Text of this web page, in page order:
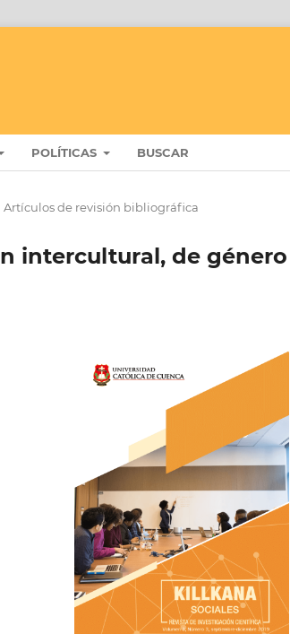
POLÍTICAS BUSCAR
Artículos de revisión bibliográfica
intercultural, de género